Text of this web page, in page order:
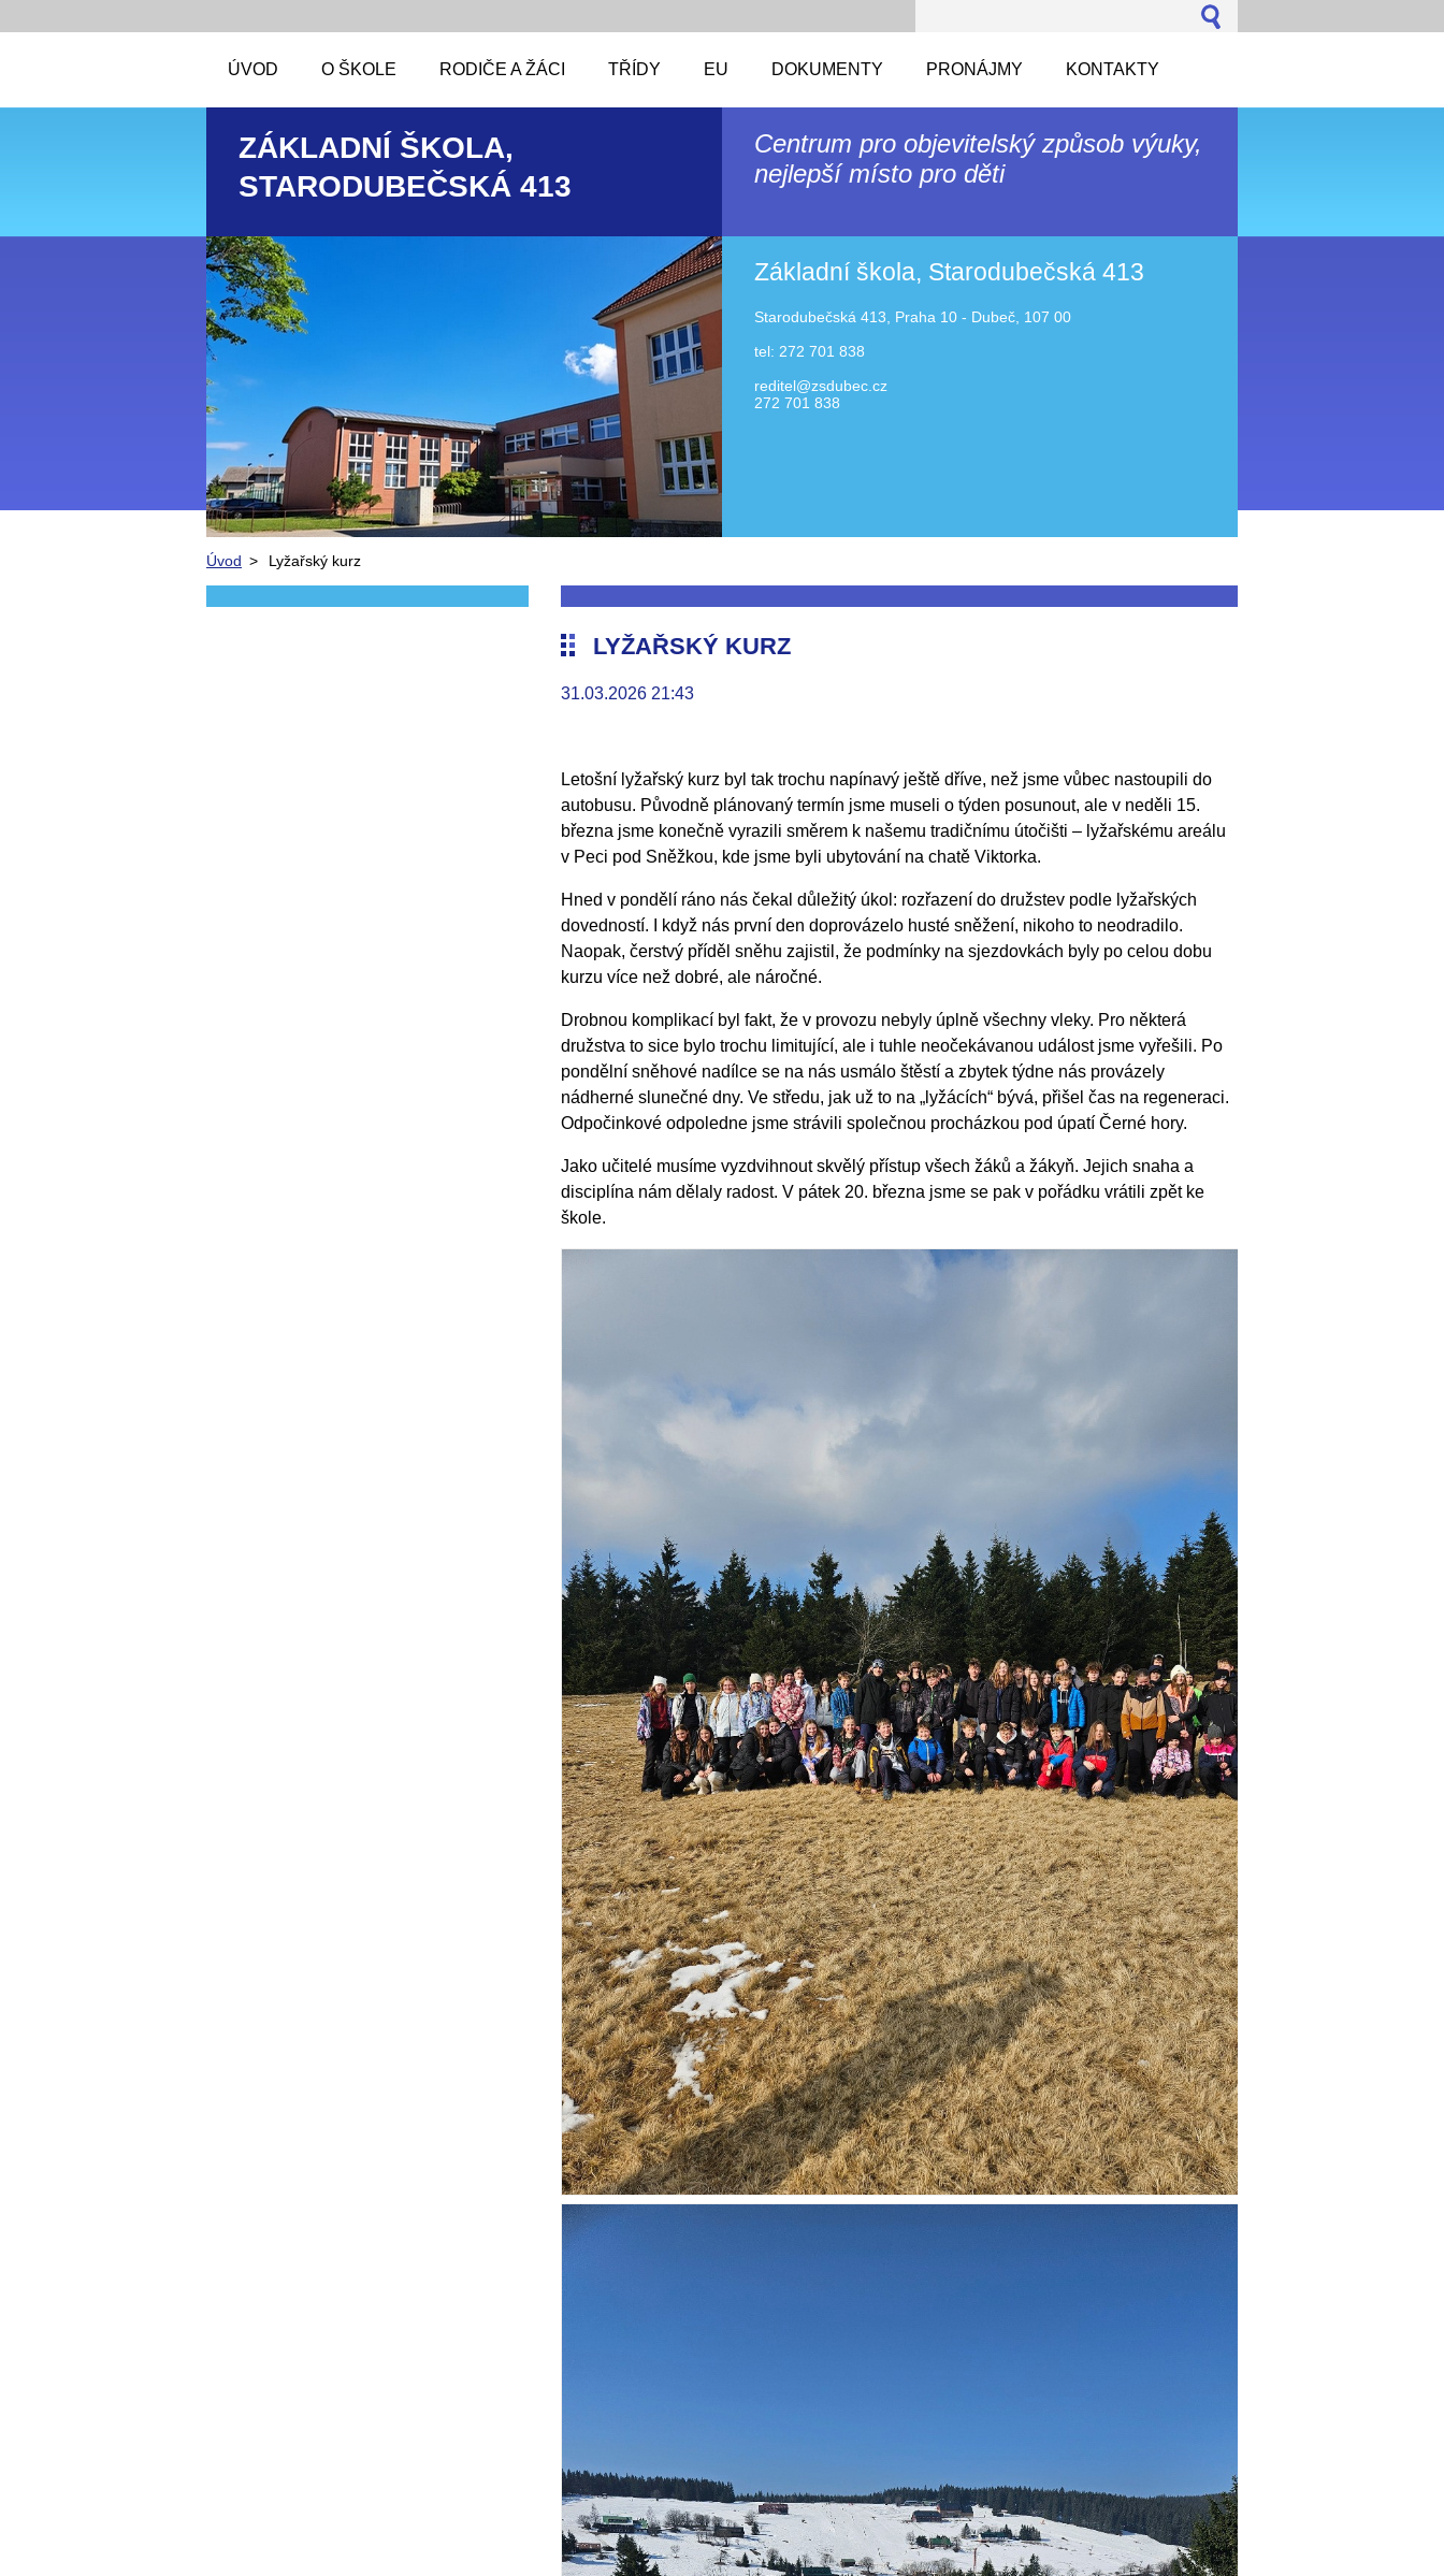
ÚVOD O ŠKOLE RODIČE A ŽÁCI TŘÍDY EU DOKUMENTY PRONÁJMY KONTAKTY
ZÁKLADNÍ ŠKOLA,
STARODUBEČSKÁ 413
Centrum pro objevitelský způsob výuky,
nejlepší místo pro děti
Základní škola, Starodubečská 413
Starodubečská 413, Praha 10 - Dubeč, 107 00
tel: 272 701 838
reditel@zsdubec.cz
272 701 838
Úvod > Lyžařský kurz
LYŽAŘSKÝ KURZ
31.03.2026 21:43
Letošní lyžařský kurz byl tak trochu napínavý ještě dříve, než jsme vůbec nastoupili do
autobusu. Původně plánovaný termín jsme museli o týden posunout, ale v neděli 15.
března jsme konečně vyrazili směrem k našemu tradičnímu útočišti – lyžařskému areálu
v Peci pod Sněžkou, kde jsme byli ubytování na chatě Viktorka.
Hned v pondělí ráno nás čekal důležitý úkol: rozřazení do družstev podle lyžařských
dovedností. I když nás první den doprovázelo husté sněžení, nikoho to neodradilo.
Naopak, čerstvý příděl sněhu zajistil, že podmínky na sjezdovkách byly po celou dobu
kurzu více než dobré, ale náročné.
Drobnou komplikací byl fakt, že v provozu nebyly úplně všechny vleky. Pro některá
družstva to sice bylo trochu limitující, ale i tuhle neočekávanou událost jsme vyřešili. Po
pondělní sněhové nadílce se na nás usmálo štěstí a zbytek týdne nás provázely
nádherné slunečné dny. Ve středu, jak už to na „lyžácích“ bývá, přišel čas na regeneraci.
Odpočinkové odpoledne jsme strávili společnou procházkou pod úpatí Černé hory.
Jako učitelé musíme vyzdvihnout skvělý přístup všech žáků a žákyň. Jejich snaha a
disciplína nám dělaly radost. V pátek 20. března jsme se pak v pořádku vrátili zpět ke
škole.